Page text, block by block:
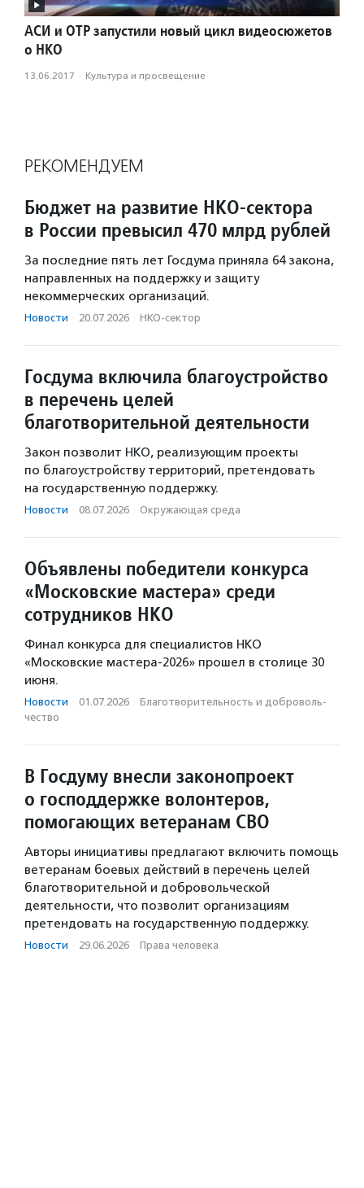
АСИ и ОТР запустили новый цикл видеосюжетов
о НКО
13.06.2017 · Культура и просвещение
РЕКОМЕНДУЕМ
Бюджет на развитие НКО-сектора
в России превысил 470 млрд рублей
За последние пять лет Госдума приняла 64 закона,
направленных на поддержку и защиту
некоммерческих организаций.
Новости · 20.07.2026 · НКО-сектор
Госдума включила благоустройство
в перечень целей
благотворительной деятельности
Закон позволит НКО, реализующим проекты
по благоустройству территорий, претендовать
на государственную поддержку.
Новости · 08.07.2026 · Окружающая среда
Объявлены победители конкурса
«Московские мастера» среди
сотрудников НКО
Финал конкурса для специалистов НКО
«Московские мастера-2026» прошел в столице 30
июня.
Новости · 01.07.2026 · Благотвори­тель­ность и доброволь­
чест­во
В Госдуму внесли законопроект
о господдержке волонтеров,
помогающих ветеранам СВО
Авторы инициативы предлагают включить помощь
ветеранам боевых действий в перечень целей
благотворительной и добровольческой
деятельности, что позволит организациям
претендовать на государственную поддержку.
Новости · 29.06.2026 · Права человека